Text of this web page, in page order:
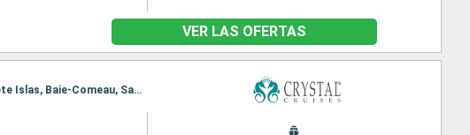
VER LAS OFERTAS
Itinerario : Nueva York, Saint John, Halifax, Sidney, Islas de la Madeleine, Gaspe, Siete Islas, Baie-Comeau, Saguenay, Quebec